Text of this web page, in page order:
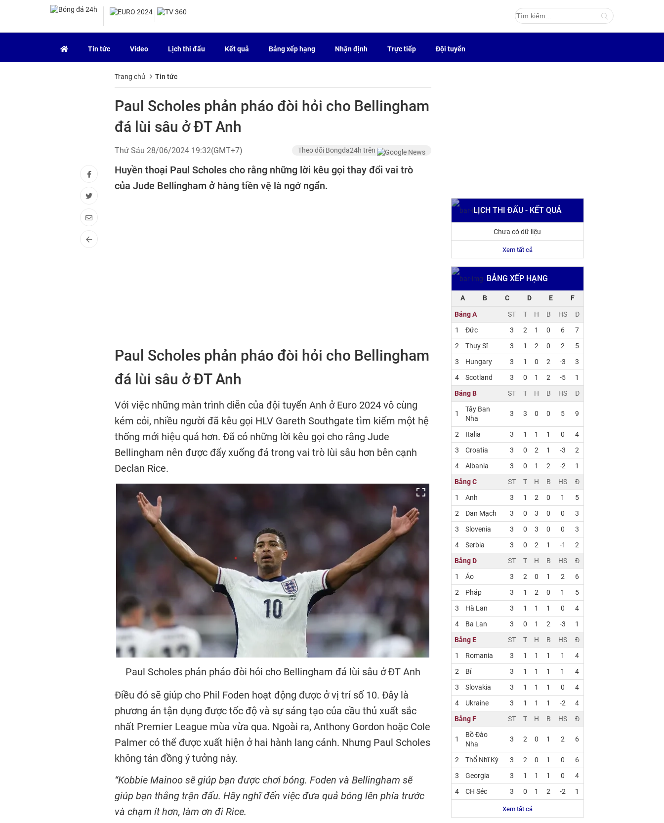
Tin tức Video Lịch thi đấu Kết quả Bảng xếp hạng Nhận định Trực tiếp Đội tuyển
Trang chủ Tin tức
Paul Scholes phản pháo đòi hỏi cho Bellingham
đá lùi sâu ở ĐT Anh
Thứ Sáu 28/06/2024 19:32(GMT+7) Theo dõi Bongda24h trên
Huyền thoại Paul Scholes cho rằng những lời kêu gọi thay đổi vai trò
của Jude Bellingham ở hàng tiền vệ là ngớ ngẩn.
Paul Scholes phản pháo đòi hỏi cho Bellingham
đá lùi sâu ở ĐT Anh
Với việc những màn trình diễn của đội tuyển Anh ở Euro 2024 vô cùng
kém cỏi, nhiều người đã kêu gọi HLV Gareth Southgate tìm kiếm một hệ
thống mới hiệu quả hơn. Đã có những lời kêu gọi cho rằng Jude
Bellingham nên được đẩy xuống đá trong vai trò lùi sâu hơn bên cạnh
Declan Rice.
Paul Scholes phản pháo đòi hỏi cho Bellingham đá lùi sâu ở ĐT Anh
Điều đó sẽ giúp cho Phil Foden hoạt động được ở vị trí số 10. Đây là
phương án tận dụng được tốc độ và sự sáng tạo của cầu thủ xuất sắc
nhất Premier League mùa vừa qua. Ngoài ra, Anthony Gordon hoặc Cole
Palmer có thể được xuất hiện ở hai hành lang cánh. Nhưng Paul Scholes
không tán đồng ý tưởng này.
“Kobbie Mainoo sẽ giúp bạn được chơi bóng. Foden và Bellingham sẽ
giúp bạn thắng trận đấu. Hãy nghĩ đến việc đưa quả bóng lên phía trước
và chạm ít hơn, làm ơn đi Rice.
LỊCH THI ĐẤU - KẾT QUẢ
Chưa có dữ liệu
Xem tất cả
BẢNG XẾP HẠNG
A B C D E F
Bảng A ST T H B HS
Đ
1
Đức 3 2 1 0 6
7
2
Thụy Sĩ 3 1 2 0 2
5
3
Hungary 3 1 0 2 -3
3
4
Scotland 3 0 1 2 -5
1
Bảng B
ST T H B HS Đ
1
Tây Ban
Nha
3 3 0 0 5 9
2 Italia 3 1 1 1 0
4
3
Croatia 3 0 2 1 -3
2
4
Albania 3 0 1 2 -2
1
Bảng C
ST T H B HS
Đ
1
Anh 3 1 2 0 1
5
2
Đan Mạch 3 0 3 0 0
3
3
Slovenia 3 0 3 0 0
3
4
Serbia 3 0 2 1 -1
2
Bảng D
ST T H B HS
Đ
1
Áo 3 2 0 1 2
6
2
Pháp 3 1 2 0 1
5
3
Hà Lan 3 1 1 1 0
4
4
Ba Lan 3 0 1 2 -3
1
Bảng E
ST T H B HS
Đ
1
Romania 3 1 1 1 1
4
2
Bỉ 3 1 1 1 1
4
3
Slovakia 3 1 1 1 0
4
4
Ukraine 3 1 1 1 -2
4
Bảng F
ST T H B HS Đ
1
Bồ Đào
Nha
3 2 0 1 2 6
2 Thổ Nhĩ Kỳ 3 2 0 1 0
6
3
Georgia 3 1 1 1 0
4
4
CH Séc 3 0 1 2 -2 1
Xem tất cả